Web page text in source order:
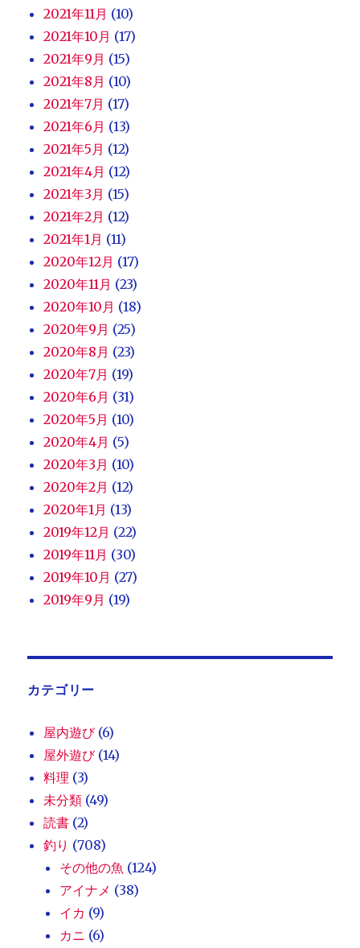
2021年11月 (10)
2021年10月 (17)
2021年9月 (15)
2021年8月 (10)
2021年7月 (17)
2021年6月 (13)
2021年5月 (12)
2021年4月 (12)
2021年3月 (15)
2021年2月 (12)
2021年1月 (11)
2020年12月 (17)
2020年11月 (23)
2020年10月 (18)
2020年9月 (25)
2020年8月 (23)
2020年7月 (19)
2020年6月 (31)
2020年5月 (10)
2020年4月 (5)
2020年3月 (10)
2020年2月 (12)
2020年1月 (13)
2019年12月 (22)
2019年11月 (30)
2019年10月 (27)
2019年9月 (19)
カテゴリー
屋内遊び(6)
屋外遊び(14)
料理 (3)
未分類 (49)
読書 (2)
釣り (708)
その他の魚 (124)
アイナメ (38)
イカ (9)
カニ (6)